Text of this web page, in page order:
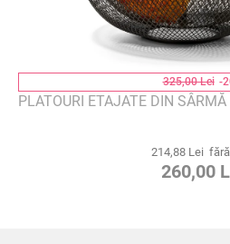
325,00 Lei -
PLATOURI ETAJATE DIN
214,88 Lei
260,00